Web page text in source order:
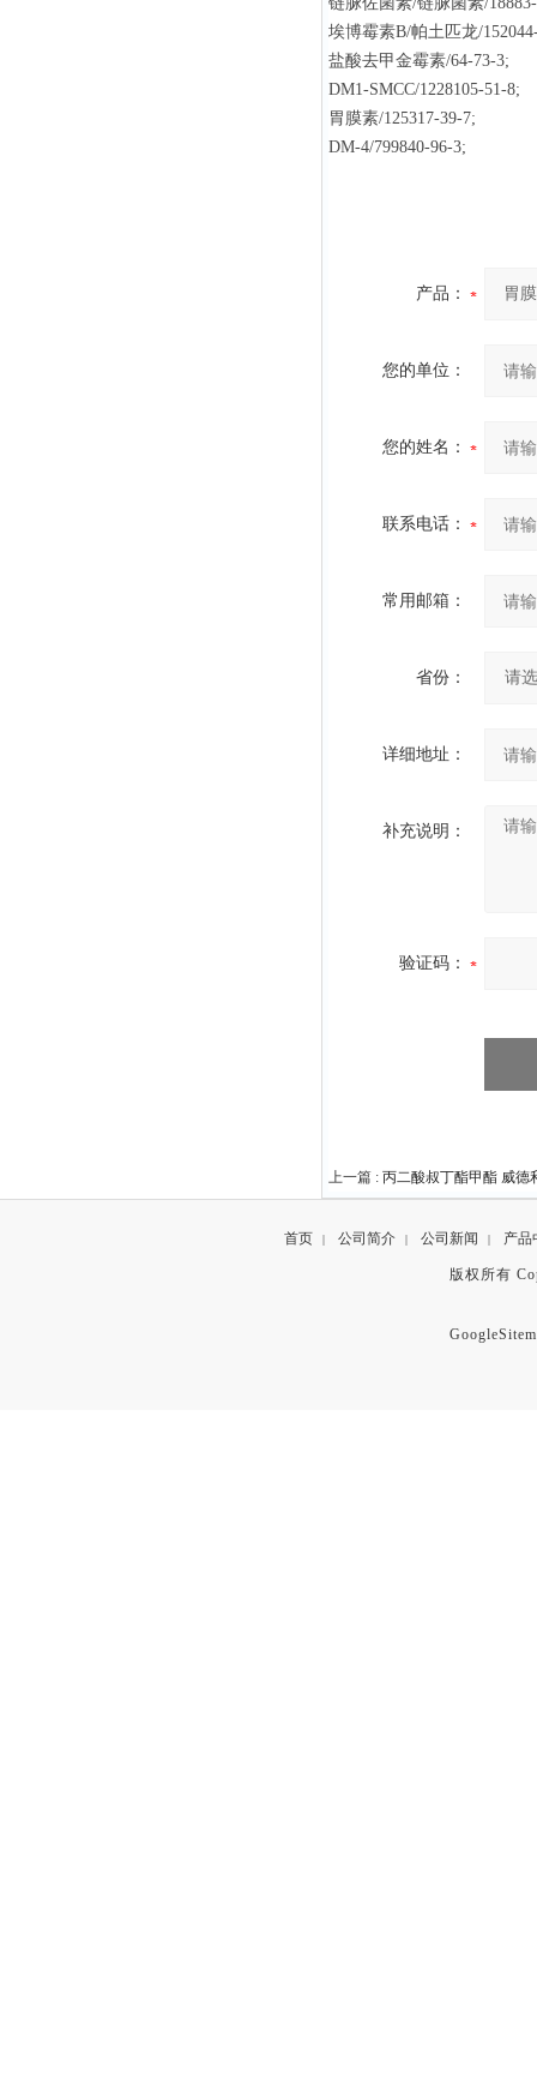
埃博霉素B/帕土匹龙/
盐酸去甲金霉素/64-73-3;
DM1-SMCC/1228105-51-8;
胃膜素/125317-39-7;
DM-4/799840-96-3;
产品：
您的单位：
您的姓名：
联系电话：
常用邮箱：
省份：
详细地址：
补充说明：
验证码：
上一篇 : 丙二酸叔丁酯甲酯 威德
首页 | 公司简介 | 公司新闻 | 产品
版权所有